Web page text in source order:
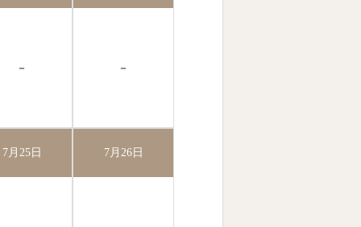
－ －
7月25日 7月26日